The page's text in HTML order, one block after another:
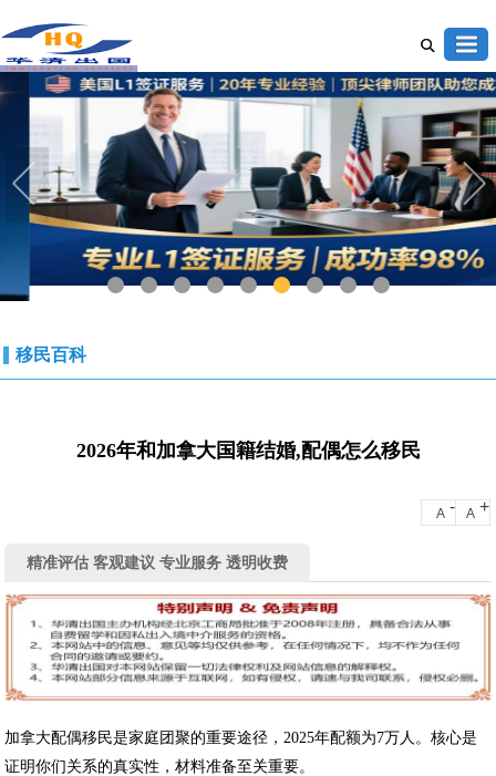
1 2 3 4 5 6 7 8 9
移民百科
2026年和加拿大国籍结婚,配偶怎么移民
A - A +
精准评估 客观建议 专业服务 透明收费
加拿大配偶移民是家庭团聚的重要途径，2025年配额为7万人。核心是
证明你们关系的真实性，材料准备至关重要。